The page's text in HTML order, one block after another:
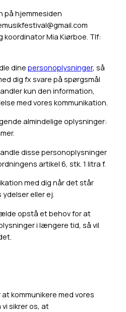
på hjemmesiden
koordinator Mia Kiørboe. Tlf:
dine personoplysninger, så
dig fx svare på spørgsmål
kun den information,
med vores kommunikation.
almindelige oplysninger:
disse personoplysninger
artikel 6, stk. 1 litra f.
med dig når det står
ydelser eller ej.
opstå et behov for at
i længere tid, så vil
kommunikere med vores
sikrer os, at